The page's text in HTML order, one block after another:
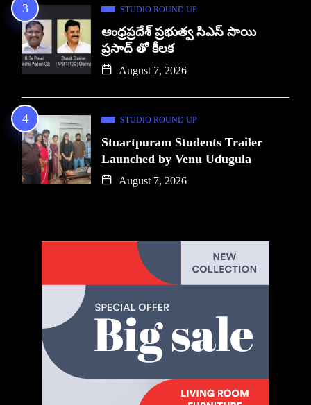
STUDIO ROUND UP
ఆంధ్రప్రదేశ్ ప్రభుత్వ సిఎస్ సాయి
ప్రసాద్ తో కీలక
August 7, 2026
STUDIO ROUND UP
Stuartpuram Students Trailer
Launched by Venu Udugula
August 7, 2026